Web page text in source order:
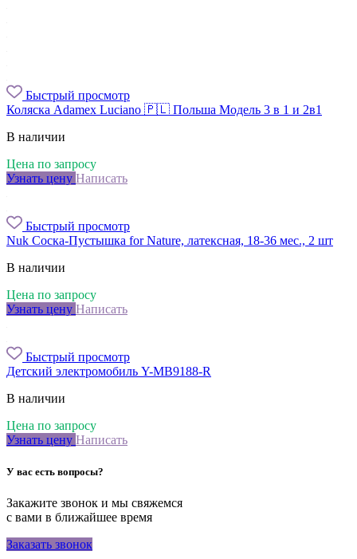
Быстрый просмотр
Коляска Adamex Luciano 🇵🇱 Польша Модель 3 в 1 и 2в1
В наличии
Цена по запросу
Узнать цену Написать
Быстрый просмотр
Nuk Соска-Пустышка for Nature, латексная, 18-36 мес., 2 шт
В наличии
Цена по запросу
Узнать цену Написать
Быстрый просмотр
Детский электромобиль Y-MB9188-R
В наличии
Цена по запросу
Узнать цену Написать
У вас есть вопросы?
Закажите звонок и мы свяжемся
с вами в ближайшее время
Заказать звонок